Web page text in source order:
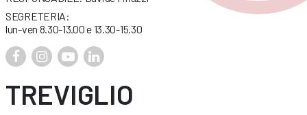
SEGRETERIA:
lun-ven 8.30-13.00 e 13.30-15.30
TREVIGLIO